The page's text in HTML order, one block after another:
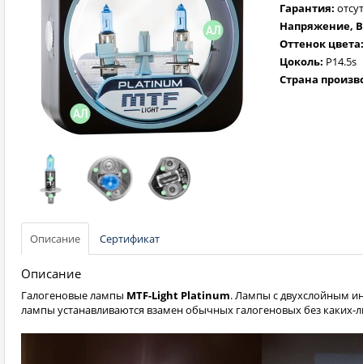
Гарантия:
Напряжение,
Оттенок
Цоколь: P14.5s
Страна
Описание Сертификат
Описание
Галогеновые лампы MTF-Light Platinum. Лампы с двухслойным
лампы устанавливаются взамен обычных галогеновых без каких-